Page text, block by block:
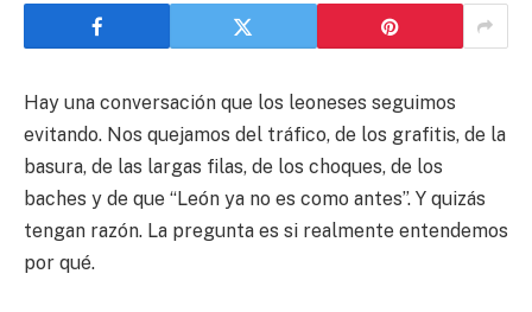
Hay una conversación que los leoneses seguimos
evitando. Nos quejamos del tráfico, de los grafitis, de la
basura, de las largas filas, de los choques, de los
baches y de que “León ya no es como antes”. Y quizás
tengan razón. La pregunta es si realmente entendemos
por qué.